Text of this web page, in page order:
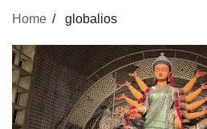
Home globalios